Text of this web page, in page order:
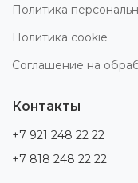
Политика
Политика cookie
Соглашение на
Контакты
+7 921 248 22 22
+7 818 248 22 22